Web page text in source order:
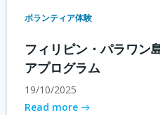
ボランティア体験
フィリピン・パラワン
アプログラム
19/10/2025
Read more